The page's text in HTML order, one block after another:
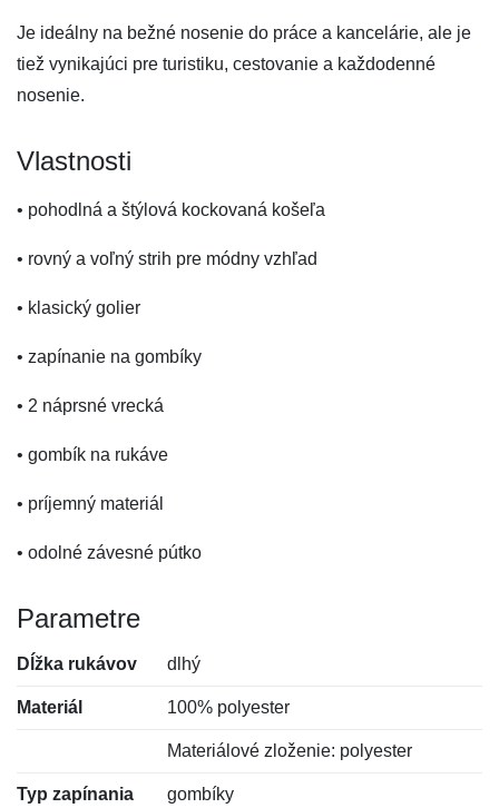
Je ideálny na bežné nosenie do práce a kancelárie, ale je
tiež vynikajúci pre turistiku, cestovanie a každodenné
nosenie.
Vlastnosti
• pohodlná a štýlová kockovaná košeľa
• rovný a voľný strih pre módny vzhľad
• klasický golier
• zapínanie na gombíky
• 2 náprsné vrecká
• gombík na rukáve
• príjemný materiál
• odolné závesné pútko
Parametre
Dĺžka rukávov dlhý
Materiál 100% polyester
Materiálové zloženie: polyester
Typ zapínania gombíky